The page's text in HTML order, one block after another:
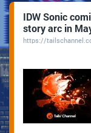
IDW Sonic
story arc in
https://